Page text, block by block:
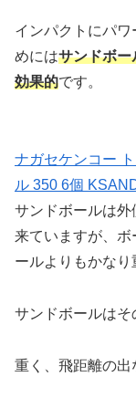
インパクトにパ
めにはサンドボー
効果的です。
ナガセケンコー
ル 350 6個
サンドボールは外
来ていますが、
ールよりもかなり
サンドボールはそ
重く、飛距離の